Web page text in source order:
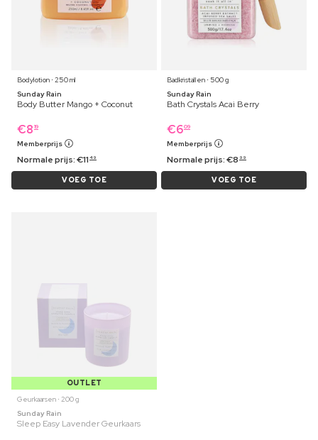
Bodylotion ⋅ 250 ml
Sunday Rain
Body Butter Mango + Coconut
€8 19
Memberprijs
Normale prijs:€11 49
VOEG TOE
Badkristallen ⋅ 500 g
Sunday Rain
Bath Crystals Acai Berry
€609
Memberprijs
Normale prijs:€8 99
VOEG TOE
OUTLET
Geurkaarsen ⋅ 200 g
Sunday Rain
Sleep Easy Lavender Geurkaars